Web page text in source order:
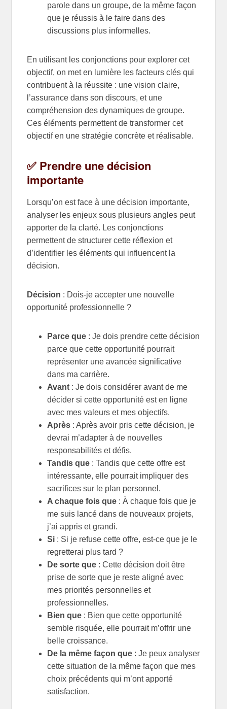
parole dans un groupe, de la même façon
que je réussis à le faire dans des
discussions plus informelles.
En utilisant les conjonctions pour explorer cet
objectif, on met en lumière les facteurs clés qui
contribuent à la réussite : une vision claire,
l’assurance dans son discours, et une
compréhension des dynamiques de groupe.
Ces éléments permettent de transformer cet
objectif en une stratégie concrète et réalisable.
✅ Prendre une décision
importante
Lorsqu’on est face à une décision importante,
analyser les enjeux sous plusieurs angles peut
apporter de la clarté. Les conjonctions
permettent de structurer cette réflexion et
d’identifier les éléments qui influencent la
décision.
Décision : Dois-je accepter une nouvelle
opportunité professionnelle ?
Parce que : Je dois prendre cette décision
parce que cette opportunité pourrait
représenter une avancée significative
dans ma carrière.
Avant : Je dois considérer avant de me
décider si cette opportunité est en ligne
avec mes valeurs et mes objectifs.
Après : Après avoir pris cette décision, je
devrai m’adapter à de nouvelles
responsabilités et défis.
Tandis que : Tandis que cette offre est
intéressante, elle pourrait impliquer des
sacrifices sur le plan personnel.
A chaque fois que : À chaque fois que je
me suis lancé dans de nouveaux projets,
j’ai appris et grandi.
Si : Si je refuse cette offre, est-ce que je le
regretterai plus tard ?
De sorte que : Cette décision doit être
prise de sorte que je reste aligné avec
mes priorités personnelles et
professionnelles.
Bien que : Bien que cette opportunité
semble risquée, elle pourrait m’offrir une
belle croissance.
De la même façon que : Je peux analyser
cette situation de la même façon que mes
choix précédents qui m’ont apporté
satisfaction.